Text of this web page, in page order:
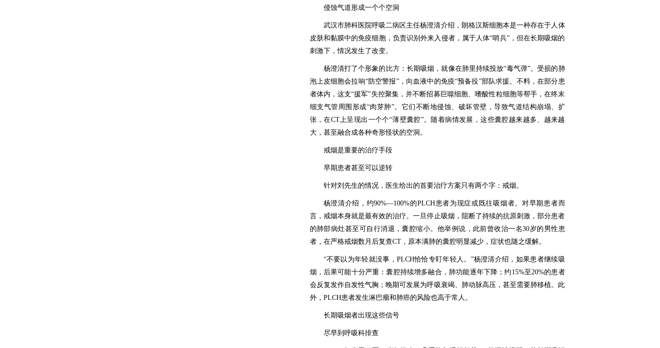
侵蚀气道形成一个个空洞
武汉市肺科医院呼吸二病区主任杨澄清介绍，朗格汉斯细胞本是一种存在于人体
皮肤和黏膜中的免疫细胞，负责识别外来入侵者，属于人体“哨兵”，但在长期吸烟的
刺激下，情况发生了改变。
杨澄清打了个形象的比方：长期吸烟，就像在肺里持续投放“毒气弹”。受损的肺
泡上皮细胞会拉响“防空警报”，向血液中的免疫“预备役”部队求援。不料，在部分患
者体内，这支“援军”失控聚集，并不断招募巨噬细胞、嗜酸性粒细胞等帮手，在终末
细支气管周围形成“肉芽肿”。它们不断地侵蚀、破坏管壁，导致气道结构崩塌、扩
张，在CT上呈现出一个个“薄壁囊腔”。随着病情发展，这些囊腔越来越多、越来越
大，甚至融合成各种奇形怪状的空洞。
戒烟是重要的治疗手段
早期患者甚至可以逆转
针对刘先生的情况，医生给出的首要治疗方案只有两个字：戒烟。
杨澄清介绍，约90%—100%的PLCH患者为现症或既往吸烟者。对早期患者而
言，戒烟本身就是最有效的治疗。一旦停止吸烟，阻断了持续的抗原刺激，部分患者
的肺部病灶甚至可自行消退，囊腔缩小。他举例说，此前曾收治一名30岁的男性患
者，在严格戒烟数月后复查CT，原本满肺的囊腔明显减少，症状也随之缓解。
“不要以为年轻就没事，PLCH恰恰专盯年轻人。”杨澄清介绍，如果患者继续吸
烟，后果可能十分严重：囊腔持续增多融合，肺功能逐年下降；约15%至20%的患者
会反复发作自发性气胸；晚期可发展为呼吸衰竭、肺动脉高压，甚至需要肺移植。此
外，PLCH患者发生淋巴瘤和肺癌的风险也高于常人。
长期吸烟者出现这些信号
尽早到呼吸科排查